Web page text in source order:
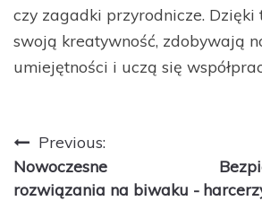
czy zagadki przyrodnicze.
swoją kreatywność, zdobywają
umiejętności i uczą się
Nawigacja
wpisu
Previous:
Nowoczesne
rozwiązania na biwaku -